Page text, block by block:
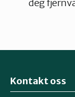
deg
Kontakt oss